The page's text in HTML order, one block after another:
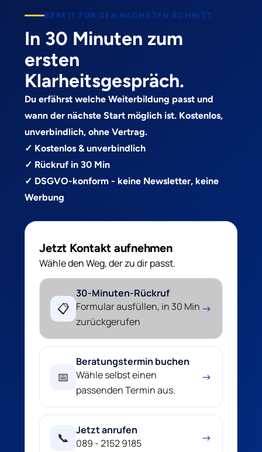
BEREIT FUR DEN NACHSTEN SCHRITT
In 30 Minuten zum
ersten
Klarheitsgespräch.
Du erfährst welche Weiterbildung passt und
wann der nächste Start möglich ist. Kostenlos,
unverbindlich, ohne Vertrag.
✓ Kostenlos & unverbindlich
✓ Rückruf in 30 Min
✓ DSGVO-konform - keine Newsletter, keine
Werbung
Jetzt Kontakt aufnehmen
Wähle den Weg, der zu dir passt.
📋
30-Minuten-Rückruf
Formular ausfüllen, in 30 Min
zurückgerufen
→
📅
Beratungstermin buchen
Wähle selbst einen
passenden Termin aus.
→
📞
Jetzt anrufen
089 - 2152 9185
→